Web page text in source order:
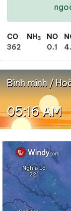
CO
362
NH3
NO
0.1
Bình minh /
05:16 AM